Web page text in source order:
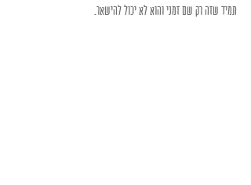
תמיד שזה רק שם זמני והוא לא יכול להישאר.